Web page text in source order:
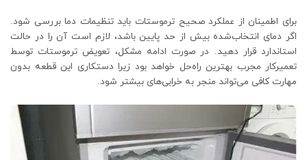
برای اطمینان از عملکرد صحیح ترموستات باید تنظیمات دما بررسی شود.
اگر دمای انتخاب‌شده بیش از حد پایین باشد، لازم است آن را در حالت
استاندارد قرار دهید. در صورت ادامه مشکل، تعویض ترموستات توسط
تعمیرکار مجرب بهترین راه‌حل خواهد بود زیرا دستکاری این قطعه بدون
مهارت کافی می‌تواند منجر به خرابی‌های بیشتر شود.